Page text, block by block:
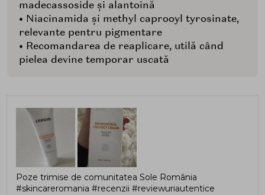
madecassoside și alantoină
• Niacinamida și methyl caprooyl tyrosinate,
relevante pentru pigmentare
• Recomandarea de reaplicare, utilă când
pielea devine temporar uscată
Poze trimise de comunitatea Sole România
#skincareromania #recenzii #reviewuriautentice